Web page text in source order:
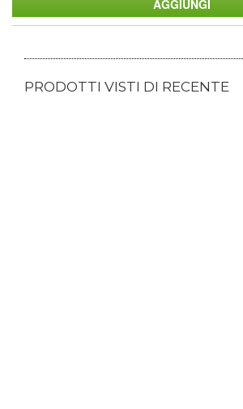
PRODOTTI VISTI DI RECENTE